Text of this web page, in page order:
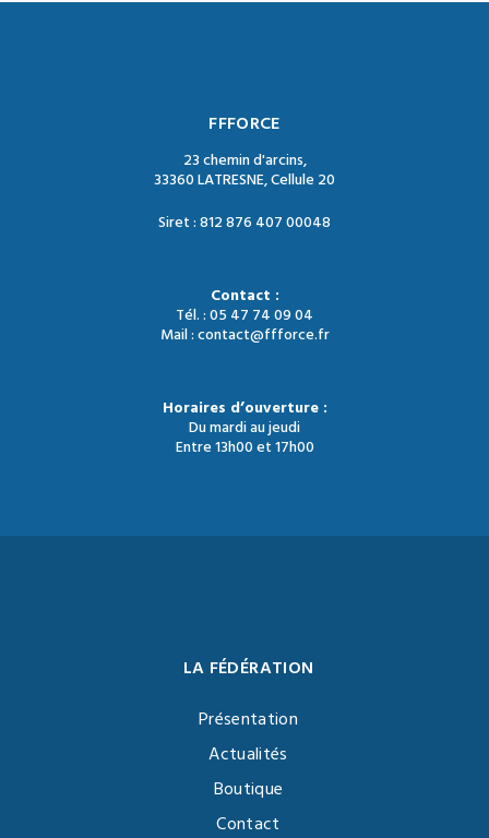
FFFORCE
23 chemin d'arcins,
33360 LATRESNE, Cellule 20
Siret : 812 876 407 00048
Contact :
Tél. : 05 47 74 09 04
Mail : contact@ffforce.fr
Horaires d’ouverture :
Du mardi au jeudi
Entre 13h00 et 17h00
LA FÉDÉRATION
Présentation
Actualités
Boutique
Contact